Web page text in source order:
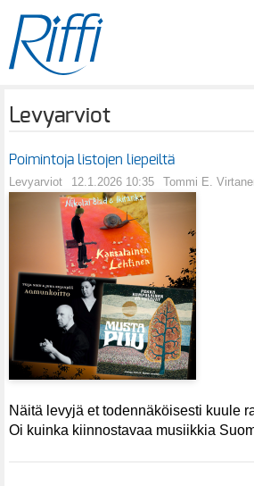
Levyarviot
Poimintoja listojen liepeiltä
Levyarviot 12.1.2026 10:35 Tommi E.
Näitä levyjä et todennäköisesti kuule
Oi kuinka kiinnostavaa musiikkia